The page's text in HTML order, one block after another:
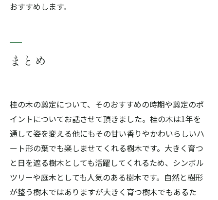
おすすめします。
まとめ
桂の木の剪定について、そのおすすめの時期や剪定のポ
イントについてお話させて頂きました。桂の木は1年を
通して姿を変える他にもその甘い香りやかわいらしいハ
ート形の葉でも楽しませてくれる樹木です。大きく育つ
と日を遮る樹木としても活躍してくれるため、シンボル
ツリーや庭木としても人気のある樹木です。自然と樹形
が整う樹木ではありますが大きく育つ樹木でもあるた